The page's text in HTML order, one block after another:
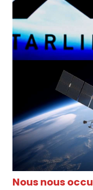
Nous nous